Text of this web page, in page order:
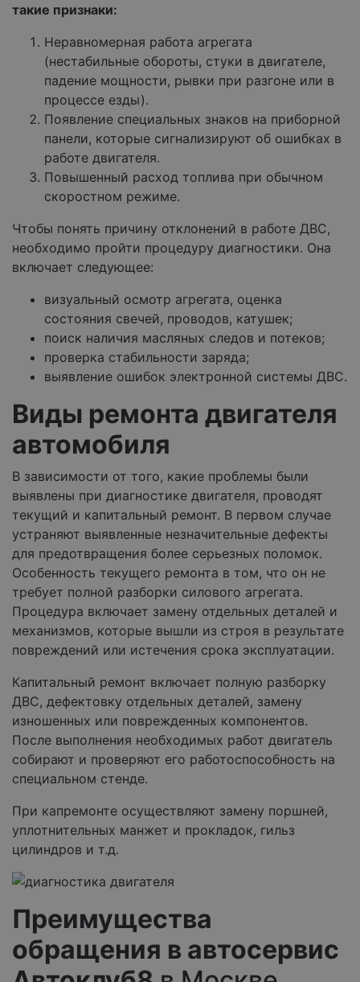
такие признаки:
Неравномерная работа агрегата
(нестабильные обороты, стуки в двигателе,
падение мощности, рывки при разгоне или в
процессе езды).
Появление специальных знаков на приборной
панели, которые сигнализируют об ошибках в
работе двигателя.
Повышенный расход топлива при обычном
скоростном режиме.
Чтобы понять причину отклонений в работе ДВС,
необходимо пройти процедуру диагностики. Она
включает следующее:
визуальный осмотр агрегата, оценка
состояния свечей, проводов, катушек;
поиск наличия масляных следов и потеков;
проверка стабильности заряда;
выявление ошибок электронной системы ДВС.
Виды ремонта двигателя
автомобиля
В зависимости от того, какие проблемы были
выявлены при диагностике двигателя, проводят
текущий и капитальный ремонт. В первом случае
устраняют выявленные незначительные дефекты
для предотвращения более серьезных поломок.
Особенность текущего ремонта в том, что он не
требует полной разборки силового агрегата.
Процедура включает замену отдельных деталей и
механизмов, которые вышли из строя в результате
повреждений или истечения срока эксплуатации.
Капитальный ремонт включает полную разборку
ДВС, дефектовку отдельных деталей, замену
изношенных или поврежденных компонентов.
После выполнения необходимых работ двигатель
собирают и проверяют его работоспособность на
специальном стенде.
При капремонте осуществляют замену поршней,
уплотнительных манжет и прокладок, гильз
цилиндров и т.д.
Преимущества
обращения в автосервис